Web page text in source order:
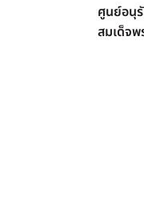
ศูนย์อนุ
สมเด็จพ